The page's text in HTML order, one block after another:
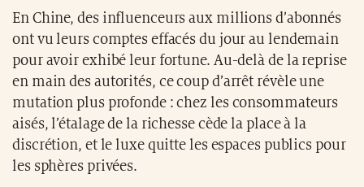
En Chine, des influenceurs aux millions d’abonnés
ont vu leurs comptes effacés du jour au lendemain
pour avoir exhibé leur fortune. Au-delà de la reprise
en main des autorités, ce coup d’arrêt révèle une
mutation plus profonde : chez les consommateurs
aisés, l’étalage de la richesse cède la place à la
discrétion, et le luxe quitte les espaces publics pour
les sphères privées.